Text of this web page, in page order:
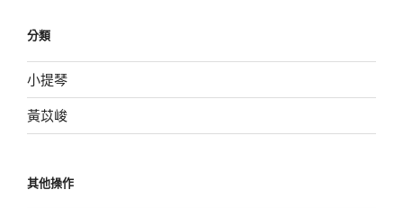
分類
小提琴
黃苡峻
其他操作